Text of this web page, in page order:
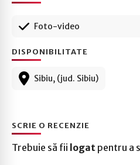
Foto-video
DISPONIBILITATE
Sibiu, (jud. Sibiu)
SCRIE O RECENZIE
Trebuie să fii logat pentru a